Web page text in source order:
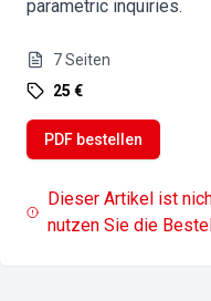
parametric inquiries.
7Seiten
25 €
PDF bestellen
Dieser Artikel ist
nutzen Sie die